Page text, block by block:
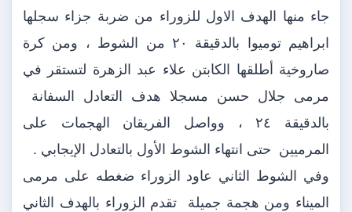
جاء منها الهدف الاول للزوراء من ضربة جزاء سجلها
ابراهيم توميوا بالدقيقة ٢٠ من الشوط ، ومن كرة
صاروخية أطلقها الكابتن علاء عبد الزهرة لتستقر في
مرمى جلال حسن مسجلا هدف التعادل السفانة
بالدقيقة ٢٤ ، وواصل الفريقان الهجمات على
المرميين حتى انتهاء الشوط الأول بالتعادل الإيجابي .
وفي الشوط الثاني عاود الزوراء ضغطه على مرمى
الميناء ومن هجمة جميلة تقدم الزوراء بالهدف الثاني